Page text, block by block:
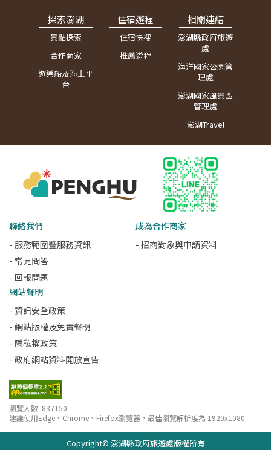
探索澎湖
景點探索
合作商家
遊樂船及海上平
台
住宿遊程
住宿快搜
推薦遊程
相關連結
澎湖縣政府旅遊
處
海洋國家公園管
理處
澎湖國家風景區
管理處
澎湖Travel
聯絡我們
- 服務範圍暨服務資訊
- 常見問答
- 回報問題
成為合作商家
- 招商對象與申請資料
網站聲明
- 資訊安全政策
- 網站版權及免責聲明
- 隱私權政策
- 政府網站資料開放宣告
瀏覽人數: 837150
建議使用Edge、Chrome、Firefox瀏覽器，最佳瀏覽解析度為 1920x1080
Copyright© 澎湖縣政府旅遊處版權所有